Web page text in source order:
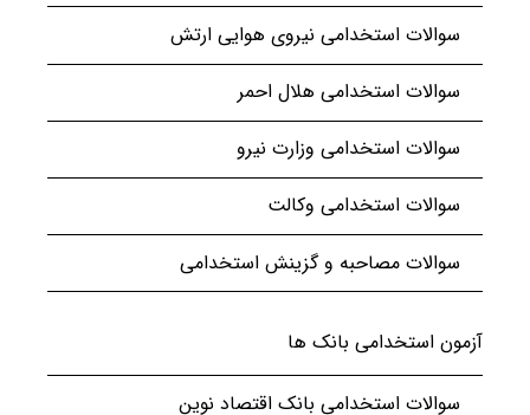
سوالات استخدامی نیروی هوایی ارتش
سوالات استخدامی هلال احمر
سوالات استخدامی وزارت نیرو
سوالات استخدامی وکالت
سوالات مصاحبه و گزینش استخدامی
آزمون استخدامی بانک ها
سوالات استخدامی بانک اقتصاد نوین